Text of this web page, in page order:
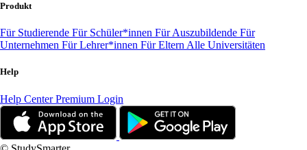
Produkt
Für Studierende Für Schüler*innen Für Auszubildende Für
Unternehmen Für Lehrer*innen Für Eltern Alle Universitäten
Help
Help CenterPremium Login